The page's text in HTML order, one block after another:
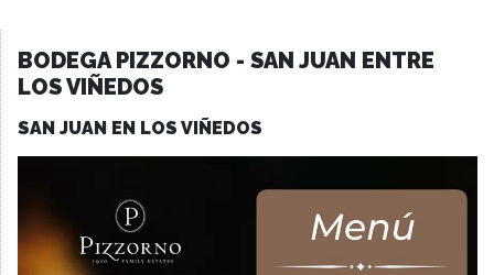
BODEGA PIZZORNO - SAN JUAN ENTRE
LOS VIÑEDOS
SAN JUAN EN LOS VIÑEDOS